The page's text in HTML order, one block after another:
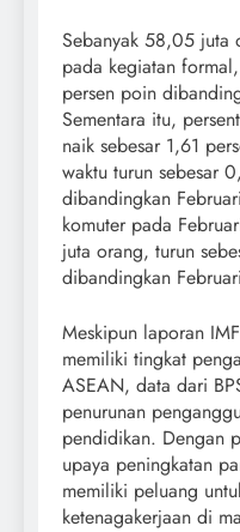
Sebanyak 58,05 juta
pada kegiatan
persen poin
Sementara itu,
naik sebesar 1,61
waktu turun sebesar
dibandingkan
komuter pada
juta orang, turun
dibandingkan
Meskipun laporan
memiliki tingkat
ASEAN, data dari
penurunan
pendidikan. Dengan
upaya peningkatan
memiliki peluang
ketenagakerjaan di